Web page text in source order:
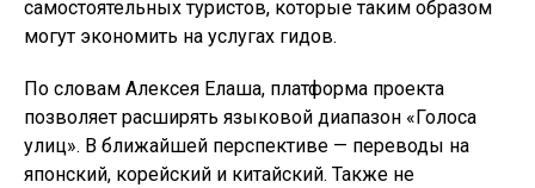
самостоятельных туристов, которые таким образом
могут экономить на услугах гидов.
По словам Алексея Елаша, платформа проекта
позволяет расширять языковой диапазон «Голоса
улиц». В ближайшей перспективе — переводы на
японский, корейский и китайский. Также не